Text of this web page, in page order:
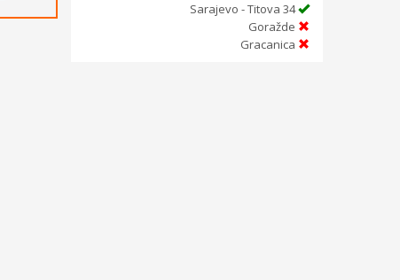
Sarajevo - Titova 34
Goražde
Gracanica